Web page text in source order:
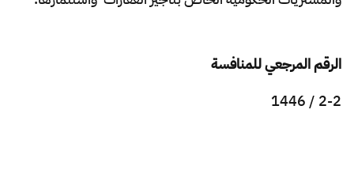
الرقم المرجعي للمنافسة
2-2 / 1446